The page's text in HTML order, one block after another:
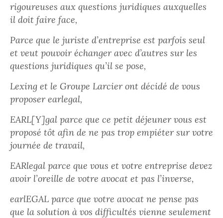
rigoureuses aux questions juridiques auxquelles
il doit faire face,
Parce que le juriste d’entreprise est parfois seul
et veut pouvoir échanger avec d’autres sur les
questions juridiques qu’il se pose,
Lexing et le Groupe Larcier ont décidé de vous
proposer earlegal,
EARL[Y]gal parce que ce petit déjeuner vous est
proposé tôt afin de ne pas trop empiéter sur votre
journée de travail,
EARlegal parce que vous et votre entreprise devez
avoir l’oreille de votre avocat et pas l’inverse,
earlEGAL parce que votre avocat ne pense pas
que la solution à vos difficultés vienne seulement